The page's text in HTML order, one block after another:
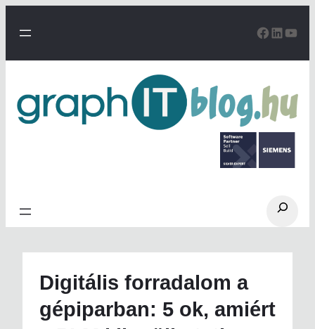
tartalomhoz
Search
Digitális forradalom a
gépiparban: 5 ok, amiért